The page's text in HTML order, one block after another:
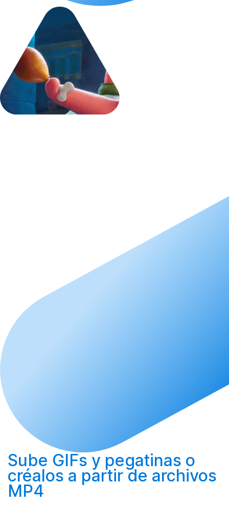
Sube GIFs y pegatinas o
créalos a partir de archivos
MP4